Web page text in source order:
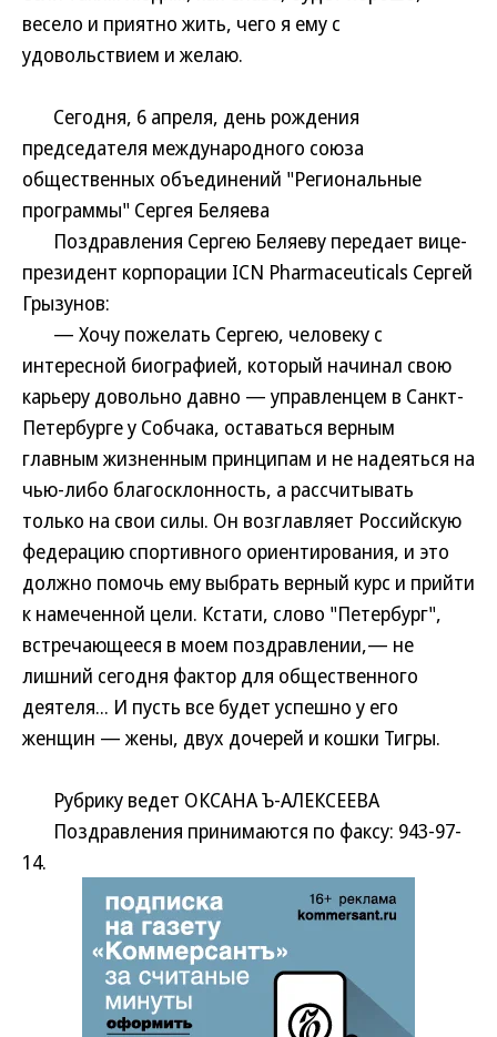
весело и приятно жить, чего я ему с
удовольствием и желаю.
Сегодня, 6 апреля, день рождения
председателя международного союза
общественных объединений "Региональные
программы" Сергея Беляева
Поздравления Сергею Беляеву передает вице-
президент корпорации ICN Pharmaceuticals Сергей
Грызунов:
— Хочу пожелать Сергею, человеку с
интересной биографией, который начинал свою
карьеру довольно давно — управленцем в Санкт-
Петербурге у Собчака, оставаться верным
главным жизненным принципам и не надеяться на
чью-либо благосклонность, а рассчитывать
только на свои силы. Он возглавляет Российскую
федерацию спортивного ориентирования, и это
должно помочь ему выбрать верный курс и прийти
к намеченной цели. Кстати, слово "Петербург",
встречающееся в моем поздравлении,— не
лишний сегодня фактор для общественного
деятеля... И пусть все будет успешно у его
женщин — жены, двух дочерей и кошки Тигры.
Рубрику ведет ОКСАНА Ъ-АЛЕКСЕЕВА
Поздравления принимаются по факсу: 943-97-
14.